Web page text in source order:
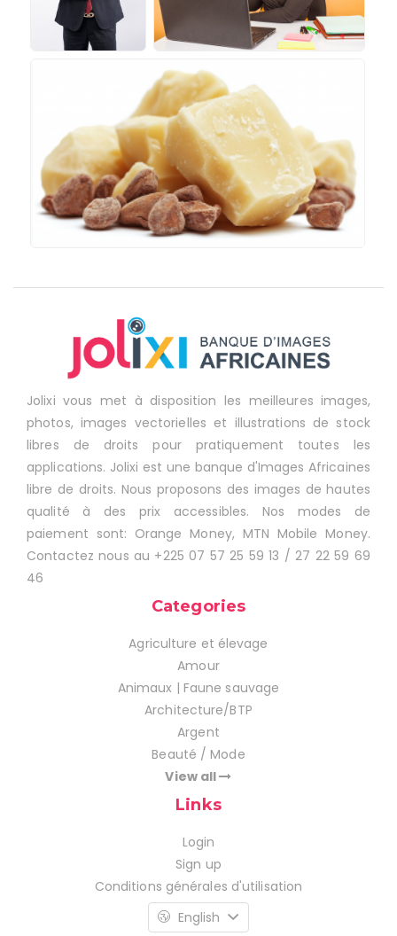
Jolixi vous met à disposition les meilleures images,
photos, images vectorielles et illustrations de stock
libres de droits pour pratiquement toutes les
applications. Jolixi est une banque d'Images Africaines
libre de droits. Nous proposons des images de hautes
qualité à des prix accessibles. Nos modes de
paiement sont: Orange Money, MTN Mobile Money.
Contactez nous au +225 07 57 25 59 13 / 27 22 59 69
46
Categories
Agriculture et élevage
Amour
Animaux | Faune sauvage
Architecture/BTP
Argent
Beauté / Mode
View all
Links
Login
Sign up
Conditions générales d'utilisation
English